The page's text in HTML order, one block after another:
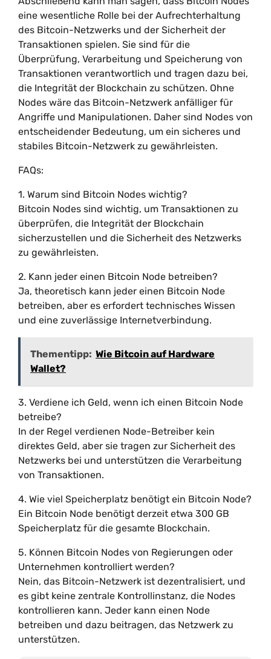
eine wesentliche Rolle bei der Aufrechterhaltung
des Bitcoin-Netzwerks und der Sicherheit der
Transaktionen spielen. Sie sind für die
Überprüfung, Verarbeitung und Speicherung von
Transaktionen verantwortlich und tragen dazu bei,
die Integrität der Blockchain zu schützen. Ohne
Nodes wäre das Bitcoin-Netzwerk anfälliger für
Angriffe und Manipulationen. Daher sind Nodes von
entscheidender Bedeutung, um ein sicheres und
stabiles Bitcoin-Netzwerk zu gewährleisten.
FAQs:
1. Warum sind Bitcoin Nodes wichtig?
Bitcoin Nodes sind wichtig, um Transaktionen zu
überprüfen, die Integrität der Blockchain
sicherzustellen und die Sicherheit des Netzwerks
zu gewährleisten.
2. Kann jeder einen Bitcoin Node betreiben?
Ja, theoretisch kann jeder einen Bitcoin Node
betreiben, aber es erfordert technisches Wissen
und eine zuverlässige Internetverbindung.
Thementipp: Wie Bitcoin auf Hardware
Wallet?
3. Verdiene ich Geld, wenn ich einen Bitcoin Node
betreibe?
In der Regel verdienen Node-Betreiber kein
direktes Geld, aber sie tragen zur Sicherheit des
Netzwerks bei und unterstützen die Verarbeitung
von Transaktionen.
4. Wie viel Speicherplatz benötigt ein Bitcoin Node?
Ein Bitcoin Node benötigt derzeit etwa 300 GB
Speicherplatz für die gesamte Blockchain.
5. Können Bitcoin Nodes von Regierungen oder
Unternehmen kontrolliert werden?
Nein, das Bitcoin-Netzwerk ist dezentralisiert, und
es gibt keine zentrale Kontrollinstanz, die Nodes
kontrollieren kann. Jeder kann einen Node
betreiben und dazu beitragen, das Netzwerk zu
unterstützen.